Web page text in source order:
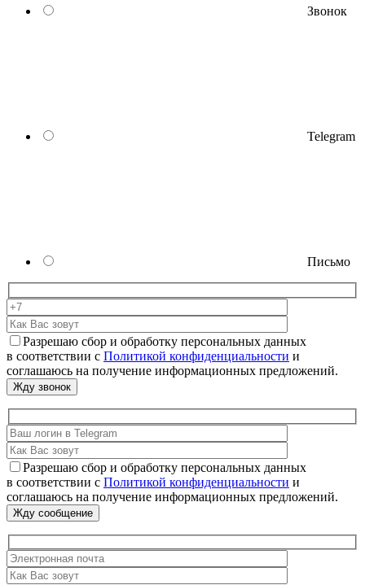
Звонок
Telegram
Письмо
Разрешаю сбор и обработку персональных данных
в соответствии с Политикой конфиденциальности и
соглашаюсь на получение информационных предложений.
Разрешаю сбор и обработку персональных данных
в соответствии с Политикой конфиденциальности и
соглашаюсь на получение информационных предложений.